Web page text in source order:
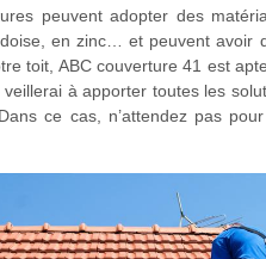
peuvent adopter des
en zinc… et peuvent avoir
toit, ABC couverture 41 est
veillerai à apporter toutes les
ce cas, n’attendez pas